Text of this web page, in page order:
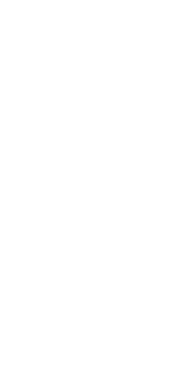
dedicadas a la
Virgen,
con las
sobre música
concierto
Se realizará
advocación de
analizar el
La hermandad